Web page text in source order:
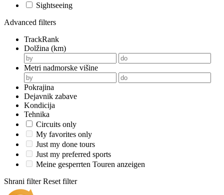
Sightseeing
Advanced filters
TrackRank
Dolžina (km)
Metri nadmorske višine
Pokrajina
Dejavnik zabave
Kondicija
Tehnika
Circuits only
My favorites only
Just my done tours
Just my preferred sports
Meine gesperrten Touren anzeigen
Shrani filter Reset filter